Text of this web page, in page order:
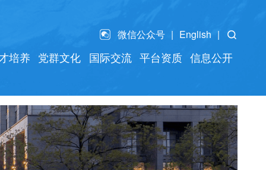
微信公众号 English
培养 党群文化 国际交流 平台资质 信息公开